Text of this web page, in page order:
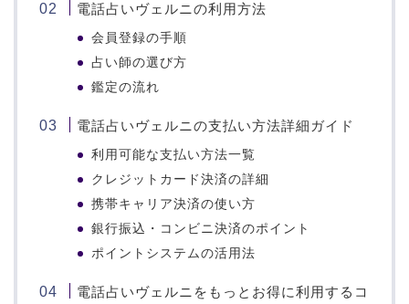
電話占いヴェルニの利用方法
会員登録の手順
占い師の選び方
鑑定の流れ
電話占いヴェルニの支払い方法詳細ガイド
利用可能な支払い方法一覧
クレジットカード決済の詳細
携帯キャリア決済の使い方
銀行振込・コンビニ決済のポイント
ポイントシステムの活用法
電話占いヴェルニをもっとお得に利用するコ